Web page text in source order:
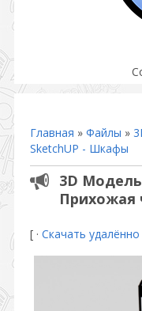
Главная » Файлы »
SketchUP - Шкафы
3D Модель
Прихожая
[ · Скачать удалённо